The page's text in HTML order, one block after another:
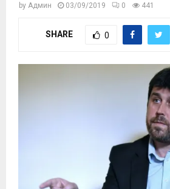
by Админ 03/09/2019 0 441
SHARE 0